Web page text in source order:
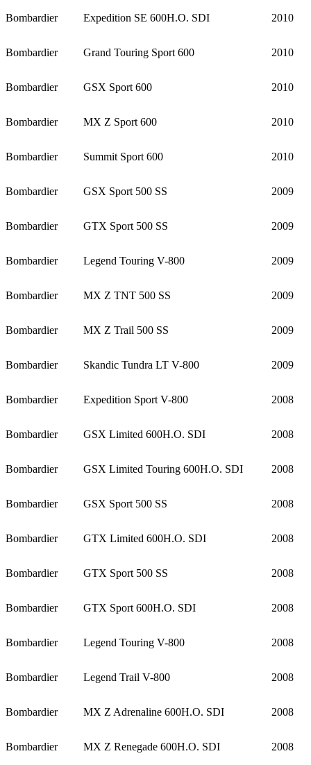
Bombardier Expedition SE 600H.O. SDI 2010
Bombardier Grand Touring Sport 600 2010
Bombardier GSX Sport 600 2010
Bombardier MX Z Sport 600 2010
Bombardier Summit Sport 600 2010
Bombardier GSX Sport 500 SS 2009
Bombardier GTX Sport 500 SS 2009
Bombardier Legend Touring V-800 2009
Bombardier MX Z TNT 500 SS 2009
Bombardier MX Z Trail 500 SS 2009
Bombardier Skandic Tundra LT V-800 2009
Bombardier Expedition Sport V-800 2008
Bombardier GSX Limited 600H.O. SDI 2008
Bombardier GSX Limited Touring 600H.O. SDI 2008
Bombardier GSX Sport 500 SS 2008
Bombardier GTX Limited 600H.O. SDI 2008
Bombardier GTX Sport 500 SS 2008
Bombardier GTX Sport 600H.O. SDI 2008
Bombardier Legend Touring V-800 2008
Bombardier Legend Trail V-800 2008
Bombardier MX Z Adrenaline 600H.O. SDI 2008
Bombardier MX Z Renegade 600H.O. SDI 2008